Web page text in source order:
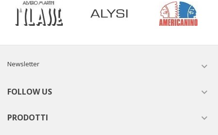
Newsletter 
FOLLOW US 
PRODOTTI 